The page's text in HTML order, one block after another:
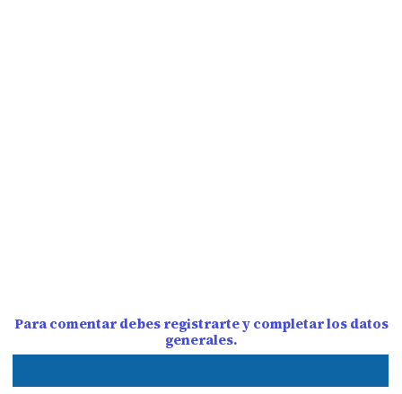
Para comentar debes registrarte y completar los datos
generales.